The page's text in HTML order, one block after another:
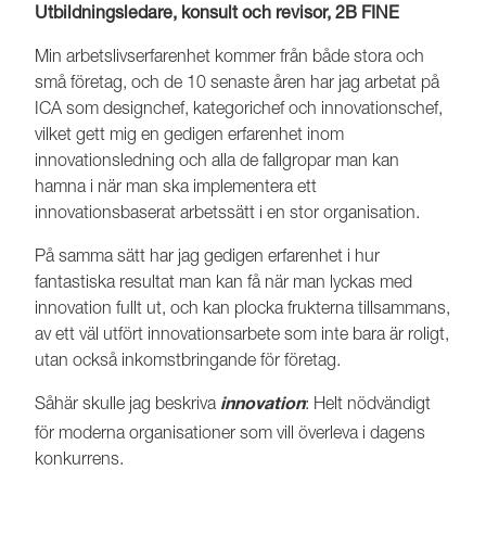
Utbildningsledare, konsult och revisor, 2B FINE
Min arbetslivserfarenhet kommer från både stora och
små företag, och de 10 senaste åren har jag arbetat på
ICA som designchef, kategorichef och innovationschef,
vilket gett mig en gedigen erfarenhet inom
innovationsledning och alla de fallgropar man kan
hamna i när man ska implementera ett
innovationsbaserat arbetssätt i en stor organisation.
På samma sätt har jag gedigen erfarenhet i hur
fantastiska resultat man kan få när man lyckas med
innovation fullt ut, och kan plocka frukterna tillsammans,
av ett väl utfört innovationsarbete som inte bara är roligt,
utan också inkomstbringande för företag.
Såhär skulle jag beskriva innovation: Helt nödvändigt
för moderna organisationer som vill överleva i dagens
konkurrens.